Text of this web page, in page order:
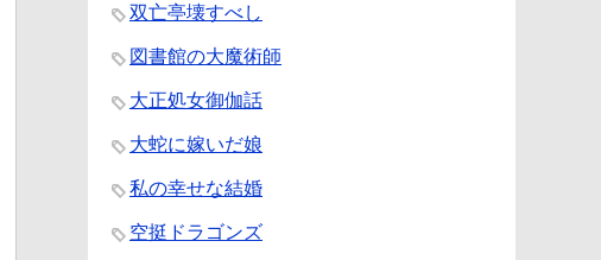
双亡亭壊すべし
図書館の大魔術師
大正処女御伽話
大蛇に嫁いだ娘
私の幸せな結婚
空挺ドラゴンズ